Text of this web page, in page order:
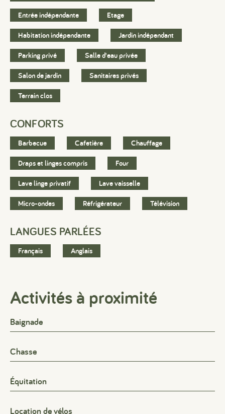
Entrée indépendante Etage
Habitation indépendante Jardin indépendant
Parking privé Salle d'eau privée
Salon de jardin Sanitaires privés
Terrain clos
CONFORTS
Barbecue Cafetière Chauffage
Draps et linges compris Four
Lave linge privatif Lave vaisselle
Micro-ondes Réfrigérateur Télévision
LANGUES PARLÉES
Français Anglais
Activités à proximité
Baignade
Chasse
Équitation
Location de vélos